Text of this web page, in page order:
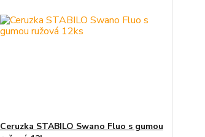
Ceruzka STABILO Swano Fluo s gumou